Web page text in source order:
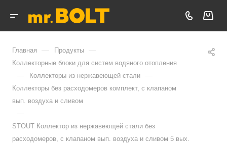
Главная — Продукты —
Коллекторные блоки для систем водяного отопления
— Коллекторы из нержавеющей стали —
Коллекторы без расходомеров комплект, с клапаном
вып. воздуха и сливом
—
STOUT Коллектор из нержавеющей стали без
расходомеров, с клапаном вып. воздуха и сливом 5 вых.